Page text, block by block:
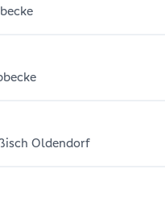
Oldendorf